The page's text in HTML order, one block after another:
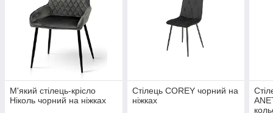
М'який стілець-крісло
Ніколь чорний на ніжках
Стілець COREY чорний на
ніжках